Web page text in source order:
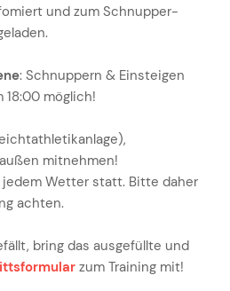
und zum Schnupper-
: Schnuppern & Einsteigen
möglich!
mitnehmen!
jedem Wetter statt. Bitte daher
achten.
bring das ausgefüllte und
zum Training mit!